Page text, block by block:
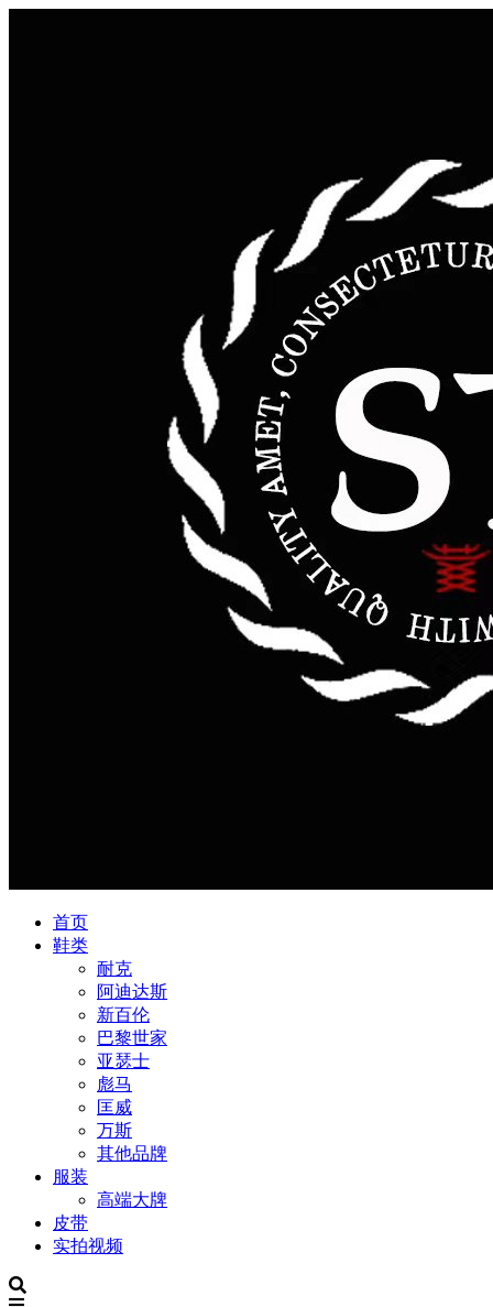
首页
鞋类
耐克
阿迪达斯
新百伦
巴黎世家
亚瑟士
彪马
匡威
万斯
其他品牌
服装
高端大牌
皮带
实拍视频